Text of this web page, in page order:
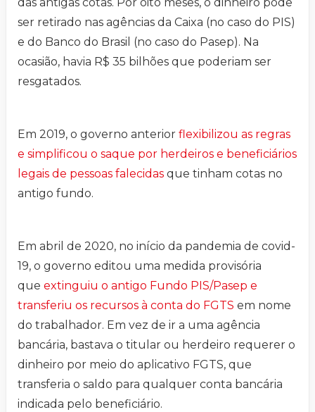
ser retirado nas agências da Caixa (no caso do PIS)
e do Banco do Brasil (no caso do Pasep). Na
ocasião, havia R$ 35 bilhões que poderiam ser
resgatados.
Em 2019, o governo anterior flexibilizou as regras
e simplificou o saque por herdeiros e beneficiários
legais de pessoas falecidas que tinham cotas no
antigo fundo.
Em abril de 2020, no início da pandemia de covid-
19, o governo editou uma medida provisória
que extinguiu o antigo Fundo PIS/Pasep e
transferiu os recursos à conta do FGTS em nome
do trabalhador. Em vez de ir a uma agência
bancária, bastava o titular ou herdeiro requerer o
dinheiro por meio do aplicativo FGTS, que
transferia o saldo para qualquer conta bancária
indicada pelo beneficiário.